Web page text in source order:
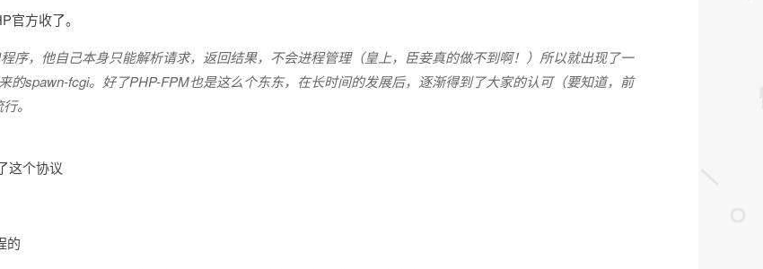
方收了。
序，他自己本身只能解析请求，返回结果，不会进程管理（皇上，臣妾真的做不到啊！）所以就出现了一
的spawn-fcgi。好了PHP-FPM也是这么个东东，在长时间的发展后，逐渐得到了大家的认可（要知道，前
。
这个协议
的